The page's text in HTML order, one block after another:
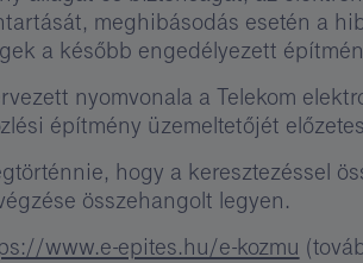
meghibásodás esetén a
a később engedélyezett
nyomvonala a Telekom
építmény üzemeltetőjét
hogy a keresztezéssel
összehangolt legyen.
www.e-epites.hu/e-kozmu